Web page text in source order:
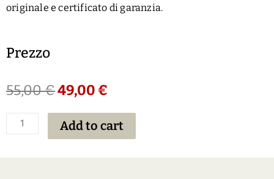
originale e certificato di garanzia.
Prezzo
55,00€49,00 €
Add to cart